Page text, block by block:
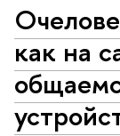
как на